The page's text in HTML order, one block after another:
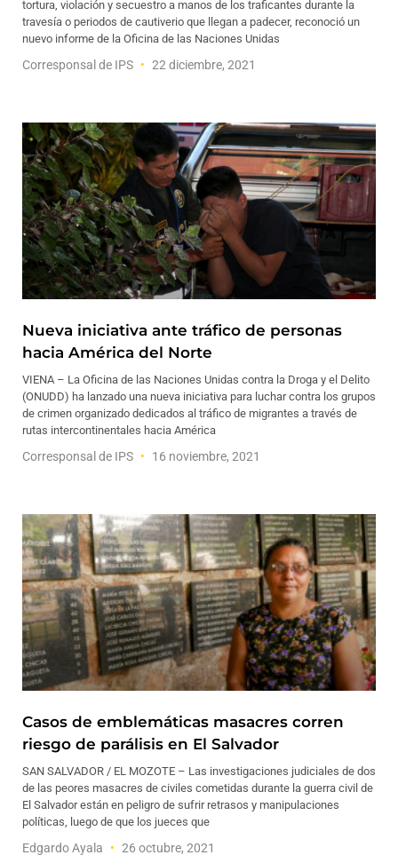
tortura, violación y secuestro a manos de los traficantes durante la
travesía o periodos de cautiverio que llegan a padecer, reconoció un
nuevo informe de la Oficina de las Naciones Unidas
Corresponsal de IPS 22 diciembre, 2021
Nueva iniciativa ante tráfico de personas
hacia América del Norte
VIENA – La Oficina de las Naciones Unidas contra la Droga y el Delito
(ONUDD) ha lanzado una nueva iniciativa para luchar contra los grupos
de crimen organizado dedicados al tráfico de migrantes a través de
rutas intercontinentales hacia América
Corresponsal de IPS 16 noviembre, 2021
Casos de emblemáticas masacres corren
riesgo de parálisis en El Salvador
SAN SALVADOR / EL MOZOTE – Las investigaciones judiciales de dos
de las peores masacres de civiles cometidas durante la guerra civil de
El Salvador están en peligro de sufrir retrasos y manipulaciones
políticas, luego de que los jueces que
Edgardo Ayala 26 octubre, 2021